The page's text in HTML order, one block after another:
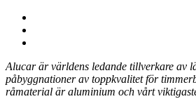
Alucar är världens ledande tillverkare av
påbyggnationer av toppkvalitet för
råmaterial är aluminium och vårt